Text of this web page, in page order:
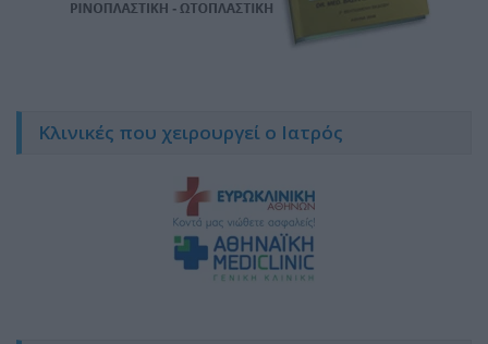
Κλινικές που χειρουργεί ο Ιατρός